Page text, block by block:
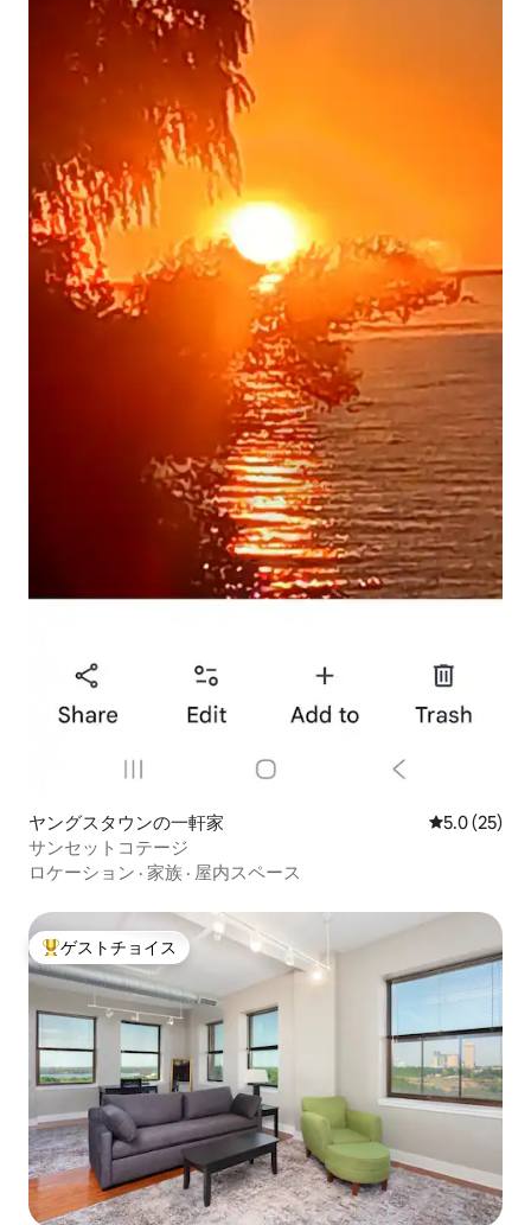
ヤングスタウンの一軒家 レビュー25
5.0 (25)
サンセットコテージ
ロケーション · 家族 · 屋内スペース
大好評のゲストチョイスです。
ゲストチョイス